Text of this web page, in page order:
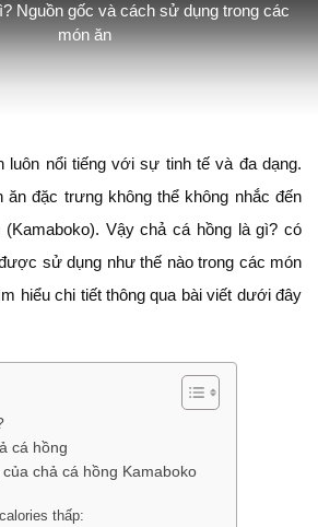
Nguồn gốc và cách sử dụng trong các
món ăn
luôn nổi tiếng với sự tinh tế và đa dạng.
ăn đặc trưng không thể không nhắc đến
Vậy chả cá hồng là gì? có
sử dụng như thế nào trong các món
hiểu chi tiết thông qua bài viết dưới đây
cá hồng
chả cá hồng Kamaboko
thấp: